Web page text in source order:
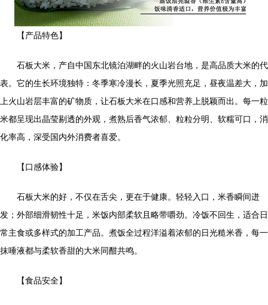
【产品特色】
石板大米，产自中国东北镜泊湖畔的火山岩台地，是高品质大米的代
表。它的生长环境独特：冬季寒冷漫长，夏季光照充足，昼夜温差大，加
上火山岩层丰富的矿物质，让石板大米在口感和营养上脱颖而出。每一粒
米都呈现出晶莹剔透的外观，煮熟后香气浓郁、粒粒分明、软糯可口，消
化率高，深受国内外消费者喜爱。
【口感体验】
石板大米的好，不仅在舌尖，更在于健康。轻轻入口，米香瞬间迸
发；外部细滑韧性十足，米饭内部柔软且略带嚼劲。冷饭不回生，适合日
常主食或多样式的加工产品。煮饭全过程洋溢着浓郁的日光糙米香，每一
抹唾液都与柔软香甜的大米同酣共鸣。
【食品安全】